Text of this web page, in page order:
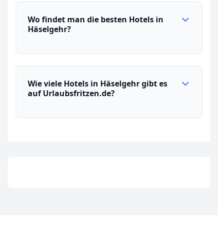
Wo findet man die besten Hotels in
Häselgehr?
Wie viele Hotels in Häselgehr gibt es
auf Urlaubsfritzen.de?